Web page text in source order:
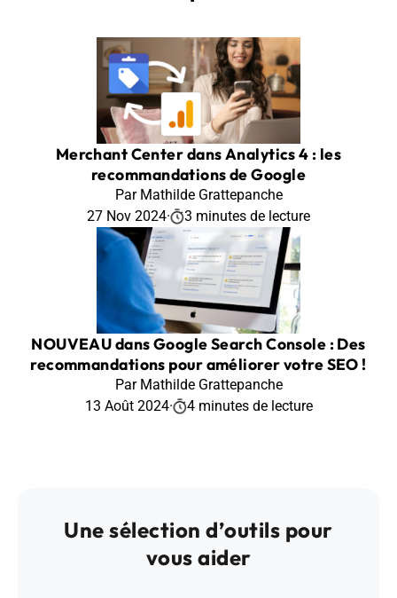
Merchant Center dans Analytics 4 : les
recommandations de Google
Par Mathilde Grattepanche
27 Nov 2024· 3 minutes de lecture
NOUVEAU dans Google Search Console : Des
recommandations pour améliorer votre SEO !
Par Mathilde Grattepanche
13 Août 2024· 4 minutes de lecture
Une sélection d’outils pour
vous aider